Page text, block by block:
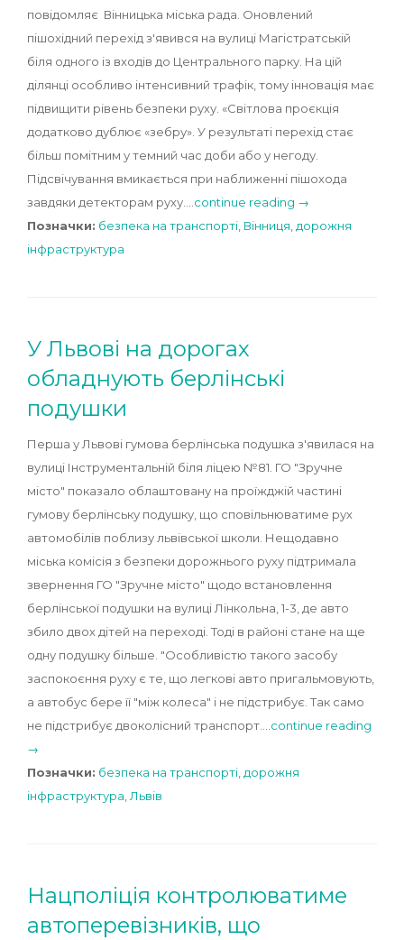
повідомляє Вінницька міська рада. Оновлений
пішохідний перехід з'явився на вулиці Магістратській
біля одного із входів до Центрального парку. На цій
ділянці особливо інтенсивний трафік, тому інновація має
підвищити рівень безпеки руху. «Світлова проєкція
додатково дублює «зебру». У результаті перехід стає
більш помітним у темний час доби або у негоду.
Підсвічування вмикається при наближенні пішохода
завдяки детекторам руху.… continue reading →
Позначки: безпека на транспорті Вінниця дорожня
інфраструктура
У Львові на дорогах
обладнують берлінські
подушки
Перша у Львові гумова берлінська подушка з'явилася на
вулиці Інструментальній біля ліцею №81. ГО "Зручне
місто" показало облаштовану на проїжджій частині
гумову берлінську подушку, що сповільнюватиме рух
автомобілів поблизу львівської школи. Нещодавно
міська комісія з безпеки дорожнього руху підтримала
звернення ГО "Зручне місто" щодо встановлення
берлінської подушки на вулиці Лінкольна, 1-3, де авто
збило двох дітей на переході. Тоді в районі стане на ще
одну подушку більше. "Особливістю такого засобу
заспокоєння руху є те, що легкові авто пригальмовують,
а автобус бере її "між колеса" і не підстрибує. Так само
не підстрибує двоколісний транспорт.… continue reading
→
Позначки: безпека на транспорті дорожня
інфраструктура Львів
Нацполіція контролюватиме
автоперевізників, що